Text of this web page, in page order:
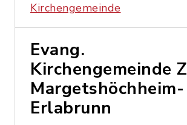
Kirchengemeinde
Evang.
Kirchengemeinde
Margetshöchheim-
Erlabrunn